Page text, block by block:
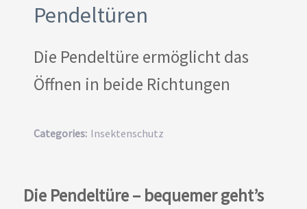
Pendeltüren
Die Pendeltüre ermöglicht das
Öffnen in beide Richtungen
Categories: Insektenschutz
Die Pendeltüre – bequemer geht’s